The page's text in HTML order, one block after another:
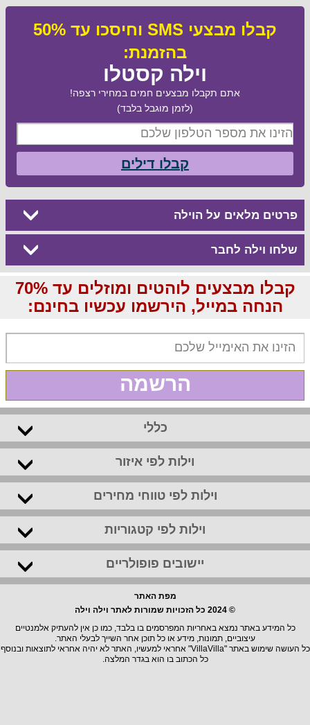
קבלו מבצעי SMS וחיסכו עד 50%
בהזמנת:
וילה קסטלו
אתם תקבלו מבצעים חמים במחירי רצפה!
(לזמן מוגבל בלבד)
קבלו דילים
פרטים מלאים על הוילה
שלחו וילה לחבר
קבלו מבצעים לוהטים ומוזלים עד 70%
הנחה במייל, הירשמו עכשיו בחינם:
הרשמה
כללי
וילות לפי איזור
וילות לפי טווחי מחירים
וילות לפי קטגוריות
יישובים פופולריים
מפת האתר
© 2024 כל הזכויות שמורות לאתר וילה וילה
כל המידע באתר נמצא באחריות המפרסמים בו בלבד, כמו כן אין להעתיק אלמנטיים
עיצוביים, תמונות, מידע או כל תוכן אחר השייך לבעלי האתר.
כל העושה שימוש באתר "VillaVilla" אחראי למעשיו, האתר לא יהיה אחראי לתוצאות ובנוסף
כל הכתוב בו הוא בגדר המלצה.